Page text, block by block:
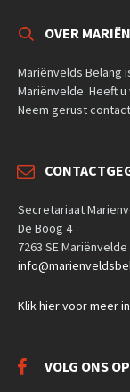
OVER
Mariënvelds Belang
Mariënvelde. Heeft
Neem gerust
Secretariaat
De Boog 4
7263 SE Mariënvelde
Klik hier voor meer
VOLG ONS